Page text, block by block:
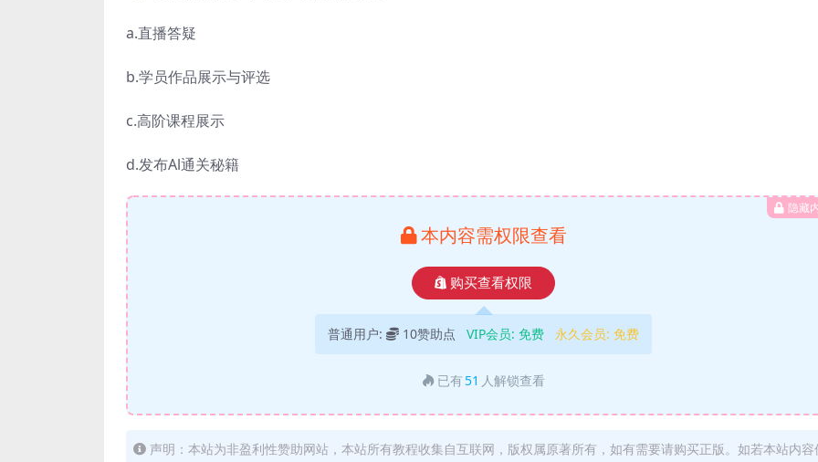
a.直播答疑
b.学员作品展示与评选
c.高阶课程展示
d.发布Al通关秘籍
隐藏
本内容需权限查看
购买查看权限
普通用户: 10赞助点 VIP会员: 免费 永久会员: 免费
已有 51 人解锁查看
声明：本站为非盈利性赞助网站，本站所有教程收集自互联网，版权属原著所有，如有需要请购买正版。如若本站内容